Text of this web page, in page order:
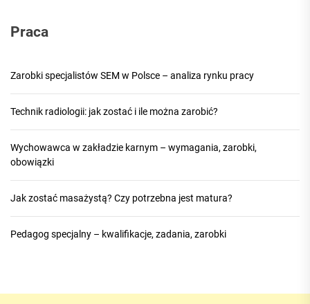
Praca
Zarobki specjalistów SEM w Polsce – analiza rynku pracy
Technik radiologii: jak zostać i ile można zarobić?
Wychowawca w zakładzie karnym – wymagania, zarobki,
obowiązki
Jak zostać masażystą? Czy potrzebna jest matura?
Pedagog specjalny – kwalifikacje, zadania, zarobki